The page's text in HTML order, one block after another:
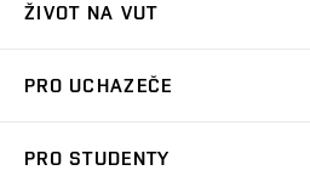
ŽIVOT NA VUT
Koleje
PRO UCHAZEČE
PRO STUDENTY